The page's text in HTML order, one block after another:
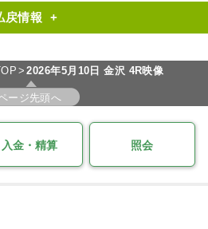
戻情報 +
2026年5月10日 金沢 4R映像
ージ先頭へ
入金・精算 照会